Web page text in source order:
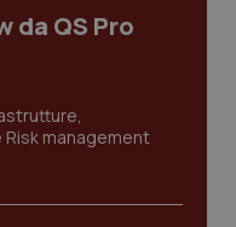
da QS Pro
Risk management